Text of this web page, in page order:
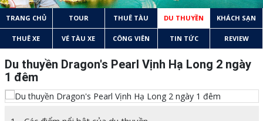
TRANG CHỦ TOUR THUÊ TÀU DU THUYỀN KHÁCH SẠN
THUÊ XE VÉ TÀU XE CÔNG VIÊN TIN TỨC REVIEW
Du thuyền Dragon's Pearl Vịnh Hạ Long 2 ngày
1 đêm